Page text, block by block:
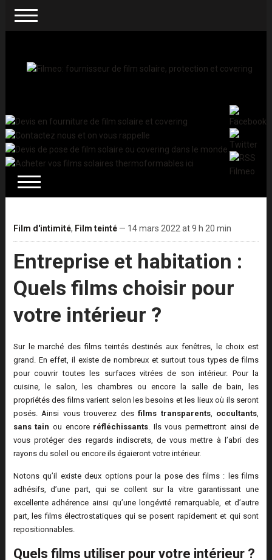
Film d'intimité, Film teinté— 14 mars 2022 at 9 h 20 min
Entreprise et habitation :
Quels films choisir pour
votre intérieur ?
Sur le marché des films teintés destinés aux fenêtres, le choix est
grand. En effet, il existe de nombreux et surtout tous types de films
pour couvrir toutes les surfaces vitrées de son intérieur. Pour la
cuisine, le salon, les chambres ou encore la salle de bain, les
propriétés des films varient selon les besoins et les lieux où ils seront
posés. Ainsi vous trouverez desfilms transparents, occultants,
sans tain ou encore réfléchissants. Ils vous permettront ainsi de
vous protéger des regards indiscrets, de vous mettre à l’abri des
rayons du soleil ou encore ils égaieront votre intérieur.
Notons qu’il existe deux options pour la pose des films : les films
adhésifs, d’une part, qui se collent sur la vitre garantissant une
excellente adhérence ainsi qu’une longévité remarquable, et d’autre
part, les films électrostatiques qui se posent rapidement et qui sont
repositionnables.
Quels films utiliser pour votre intérieur ?